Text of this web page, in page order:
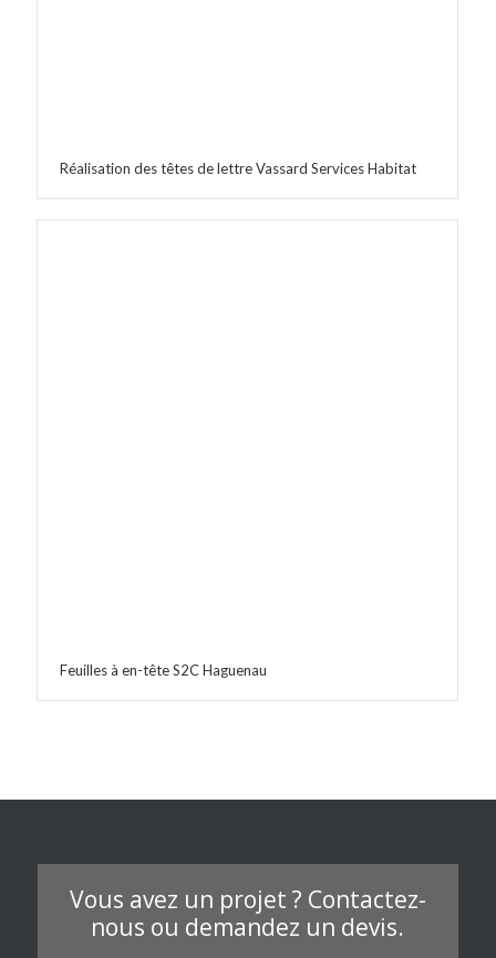
Réalisation des têtes de lettre Vassard Services Habitat
Feuilles à en-tête S2C Haguenau
Vous avez un projet ? Contactez-
nous ou demandez un devis.